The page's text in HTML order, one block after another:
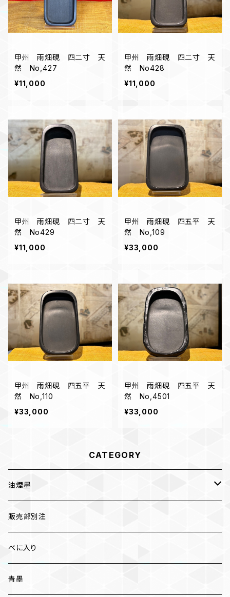
甲州 雨畑硯 四二寸 天
然 No,427
¥11,000
甲州 雨畑硯 四二寸 天
然 No428
¥11,000
甲州 雨畑硯 四二寸 天
然 No429
¥11,000
甲州 雨畑硯 四五平 天
然 No,109
¥33,000
甲州 雨畑硯 四五平 天
然 No,110
¥33,000
甲州 雨畑硯 四五平 天
然 No,4501
¥33,000
CATEGORY
油煙墨
漆墨
紅花墨 各種
三ツ星
かな用
販売部別注
べに入り
青墨